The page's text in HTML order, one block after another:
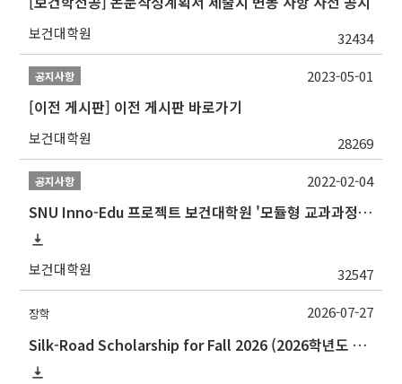
보건대학원 32434
공지사항
[이전 게시판] 이전 게시판 바로가기
보건대학원 28269
2023-05-01
공지사항
SNU Inno-Edu 프로젝트 보건대학원 '모듈형 교과과정' 안내(revised 2022/2/28)
보건대학원 32547
2022-02-04
장학
Silk-Road Scholarship for Fall 2026 (2026학년도 2학기‘실크로드 장학사업' 안내)
2026-07-27